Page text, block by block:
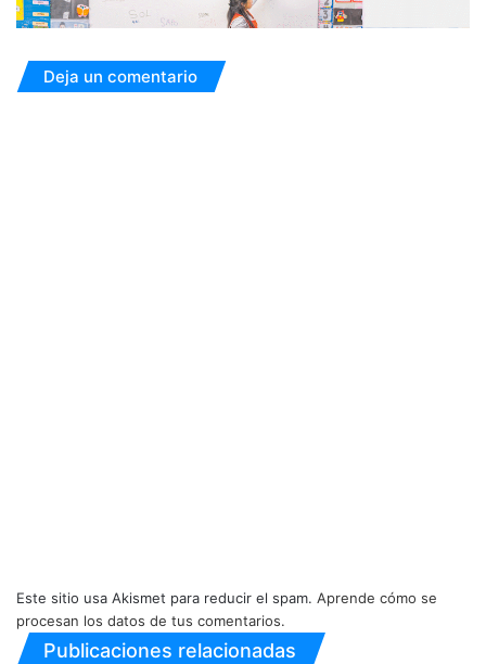
Deja un comentario
Este sitio usa Akismet para reducir el spam. Aprende cómo se
procesan los datos de tus comentarios.
Publicaciones relacionadas